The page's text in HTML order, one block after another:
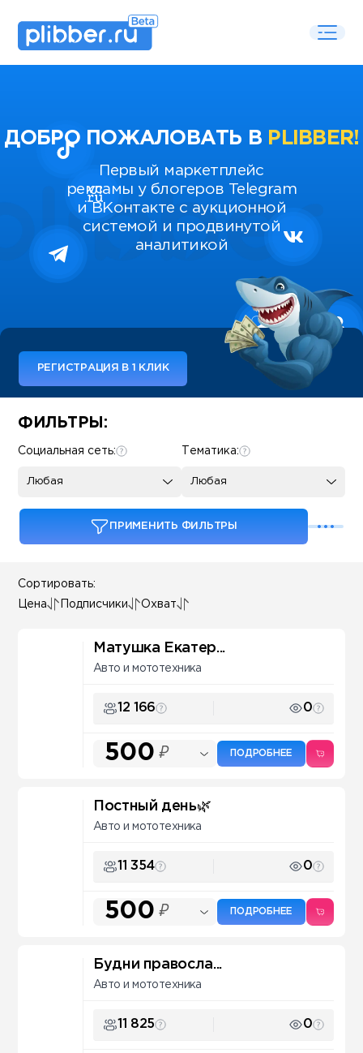
ДОБРО ПОЖАЛОВАТЬ В PLIBBER!
Первый маркетплейс
рекламы у блогеров Telegram
и ВКонтакте с аукционной
системой и продвинутой
аналитикой
РЕГИСТРАЦИЯ В 1 КЛИК
Some SEO Title
ФИЛЬТРЫ:
Тематика:
Любая
Социальная сеть:
Любая
ПРИМЕНИТЬ ФИЛЬТРЫ
Сортировать:
Цена Подписчики Охват
Матушка Екатер...
Авто и мототехника
12 166 0
500 ₽ ПОДРОБНЕЕ
Постный день🌿
Авто и мототехника
11 354 0
500 ₽ ПОДРОБНЕЕ
Будни правосла...
Авто и мототехника
11 825 0